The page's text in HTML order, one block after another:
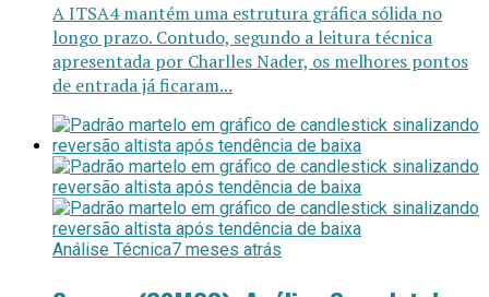
A ITSA4 mantém uma estrutura gráfica sólida no
longo prazo. Contudo, segundo a leitura técnica
apresentada por Charlles Nader, os melhores pontos
de entrada já ficaram...
Análise Técnica7 meses atrás